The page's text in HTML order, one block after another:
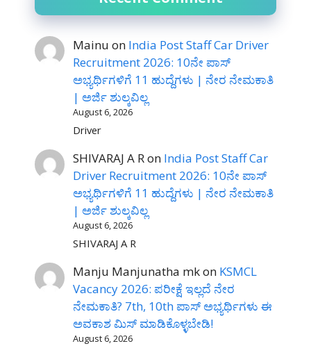
Mainu on India Post Staff Car Driver
Recruitment 2026: 10ನೇ ಪಾಸ್
ಅಭ್ಯರ್ಥಿಗಳಿಗೆ 11 ಹುದ್ದೆಗಳು | ನೇರ ನೇಮಕಾತಿ
| ಅರ್ಜಿ ಶುಲ್ಕವಿಲ್ಲ
August 6, 2026
Driver
SHIVARAJ A Ron India Post Staff Car
Driver Recruitment 2026: 10ನೇ ಪಾಸ್
ಅಭ್ಯರ್ಥಿಗಳಿಗೆ 11 ಹುದ್ದೆಗಳು | ನೇರ ನೇಮಕಾತಿ
| ಅರ್ಜಿ ಶುಲ್ಕವಿಲ್ಲ
August 6, 2026
SHIVARAJ A R
Manju Manjunatha mkon KSMCL
Vacancy 2026: ಪರೀಕ್ಷೆ ಇಲ್ಲದೆ ನೇರ
ನೇಮಕಾತಿ? 7th, 10th ಪಾಸ್ ಅಭ್ಯರ್ಥಿಗಳು ಈ
ಅವಕಾಶ ಮಿಸ್ ಮಾಡಿಕೊಳ್ಳಬೇಡಿ!
August 6, 2026